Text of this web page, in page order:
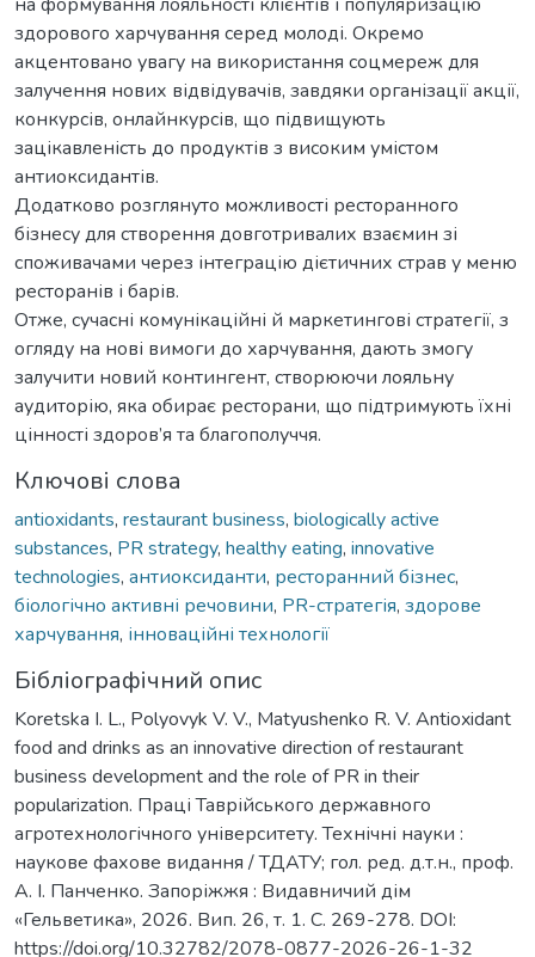
здорового харчування серед молоді. Окремо
акцентовано увагу на використання соцмереж для
залучення нових відвідувачів, завдяки організації акції,
конкурсів, онлайнкурсів, що підвищують
зацікавленість до продуктів з високим умістом
антиоксидантів.
Додатково розглянуто можливості ресторанного
бізнесу для створення довготривалих взаємин зі
споживачами через інтеграцію дієтичних страв у меню
ресторанів і барів.
Отже, сучасні комунікаційні й маркетингові стратегії, з
огляду на нові вимоги до харчування, дають змогу
залучити новий контингент, створюючи лояльну
аудиторію, яка обирає ресторани, що підтримують їхні
цінності здоров’я та благополуччя.
Ключові слова
antioxidants, restaurant business, biologically active
substances, PR strategy, healthy eating, innovative
technologies, антиоксиданти, ресторанний бізнес,
біологічно активні речовини, PR-стратегія, здорове
харчування, інноваційні технології
Бібліографічний опис
Koretska І. L., Polyovyk V. V., Matyushenko R. V. Antioxidant
food and drinks as an innovative direction of restaurant
business development and the role of PR in their
popularization. Праці Таврійського державного
агротехнологічного університету. Технічні науки :
наукове фахове видання / ТДАТУ; гол. ред. д.т.н., проф.
А. І. Панченко. Запоріжжя : Видавничий дім
«Гельветика», 2026. Вип. 26, т. 1. С. 269-278. DOI:
https://doi.org/10.32782/2078-0877-2026-26-1-32